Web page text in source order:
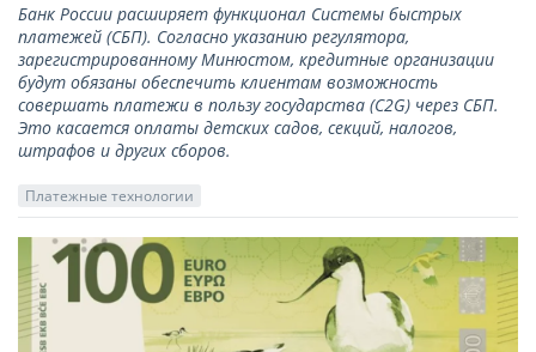
Банк России расширяет функционал Системы быстрых
платежей (СБП). Согласно указанию регулятора,
зарегистрированному Минюстом, кредитные организации
будут обязаны обеспечить клиентам возможность
совершать платежи в пользу государства (С2G) через СБП.
Это касается оплаты детских садов, секций, налогов,
штрафов и других сборов.
Платежные технологии